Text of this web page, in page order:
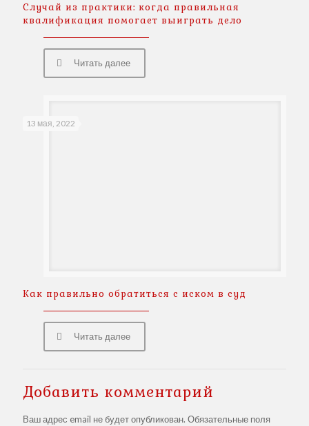
Случай из практики: когда правильная
квалификация помогает выиграть дело
Читать далее
13 мая, 2022
Как правильно обратиться с иском в суд
Читать далее
Добавить комментарий
Ваш адрес email не будет опубликован. Обязательные поля